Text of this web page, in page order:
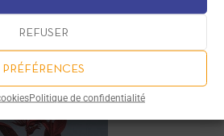
REFUSER
PRÉFÉRENCES
Politique de confidentialité